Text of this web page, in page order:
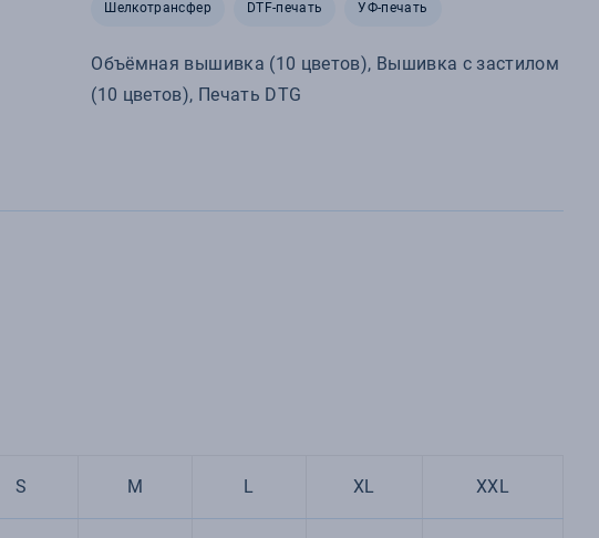
Шелкотрансфер DTF-печать УФ-печать
Объёмная вышивка (10 цветов), Вышивка с застилом
(10 цветов), Печать DTG
S M L XL XXL